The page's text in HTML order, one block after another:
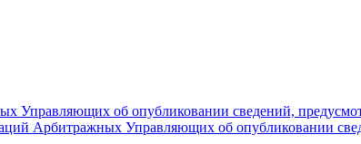
об опубликовании сведений,
Арбитражных Управляющих об опубликовании